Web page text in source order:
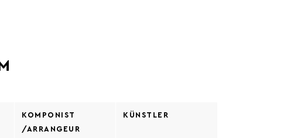
KOMPONIST
/ARRANGEUR
KÜNSTLER